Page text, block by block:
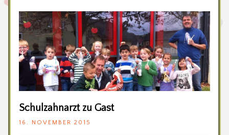
Schulzahnarzt zu Gast
16. NOVEMBER 2015